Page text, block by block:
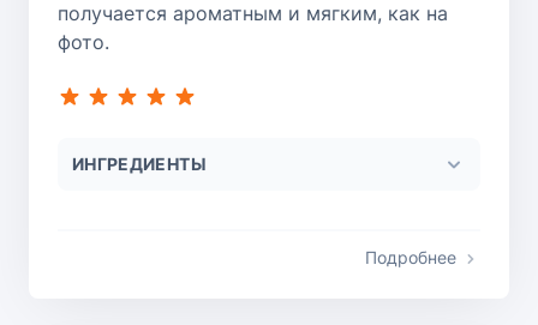
получается ароматным и мягким, как на
фото.
ИНГРЕДИЕНТЫ
Подробнее